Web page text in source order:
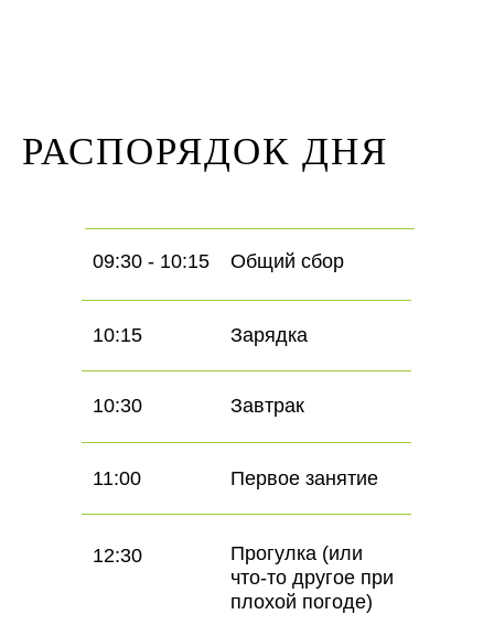
РАСПОРЯДОК ДНЯ
09:30 - 10:15 Общий сбор
12:30
Прогулка (или
что-то другое при
плохой погоде)
11:00 Первое занятие
10:30 Завтрак
10:15 Зарядка